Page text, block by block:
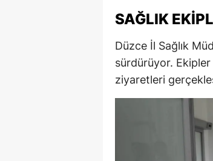
SAĞLIK
Düzce İl Sağlık
sürdürüyor.
ziyaretleri